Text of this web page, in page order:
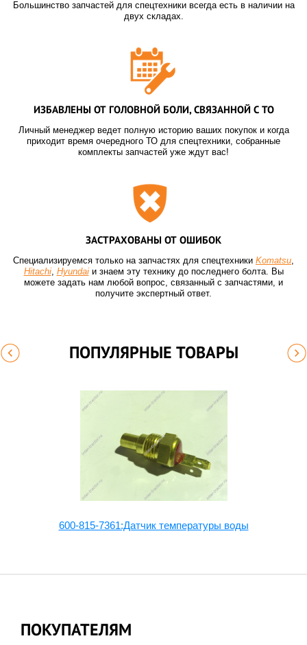
Большинство запчастей для спецтехники всегда есть в наличии на
двух складах.
ИЗБАВЛЕНЫ ОТ ГОЛОВНОЙ БОЛИ, СВЯЗАННОЙ С ТО
Личный менеджер ведет полную историю ваших покупок и когда
приходит время очередного ТО для спецтехники, собранные
комплекты запчастей уже ждут вас!
ЗАСТРАХОВАНЫ ОТ ОШИБОК
Специализируемся только на запчастях для спецтехники Komatsu,
Hitachi, Hyundaiи знаем эту технику до последнего болта. Вы
можете задать нам любой вопрос, связанный с запчастями, и
получите экспертный ответ.
ПОПУЛЯРНЫЕ ТОВАРЫ
600-815-7361:Датчик температуры воды
ПОКУПАТЕЛЯМ